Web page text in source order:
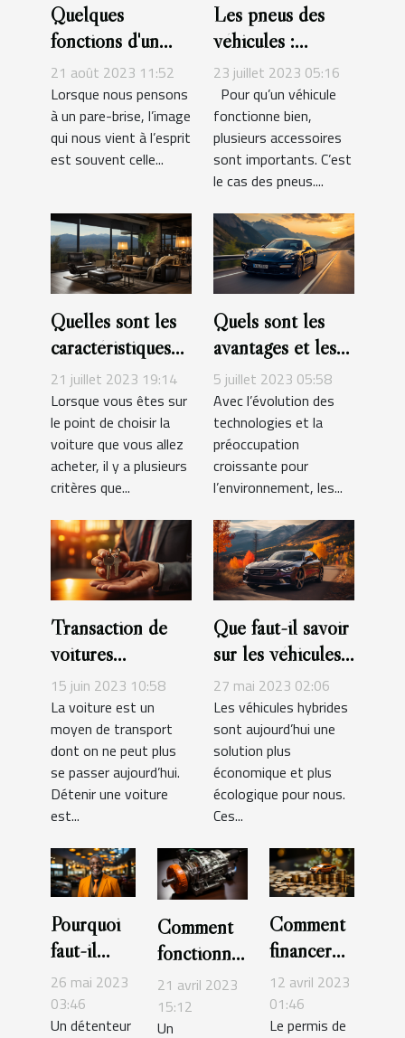
Quelques
fonctions d'un
pare-brise que
vous ignorez
21 août 2023 11:52
Lorsque nous pensons
à un pare-brise, l’image
qui nous vient à l’esprit
est souvent celle...
Les pneus des
véhicules :
l'essentiel à savoir
23 juillet 2023 05:16
Pour qu’un véhicule
fonctionne bien,
plusieurs accessoires
sont importants. C’est
le cas des pneus....
Quelles sont les
caractéristiques
des différents
types de
motorisation qui
existent ?
21 juillet 2023 19:14
Lorsque vous êtes sur
le point de choisir la
voiture que vous allez
acheter, il y a plusieurs
critères que...
Quels sont les
avantages et les
inconvénients
d'une voiture
électrique ?
5 juillet 2023 05:58
Avec l’évolution des
technologies et la
préoccupation
croissante pour
l’environnement, les...
Transaction de
voitures
d’occasion entre
particuliers : les
documents
indispensables !
15 juin 2023 10:58
La voiture est un
moyen de transport
dont on ne peut plus
se passer aujourd’hui.
Détenir une voiture
est...
Que faut-il savoir
sur les véhicules
hybrides ?
27 mai 2023 02:06
Les véhicules hybrides
sont aujourd’hui une
solution plus
économique et plus
écologique pour nous.
Ces...
Pourquoi
faut-il
choisir de
louer une
voiture ?
26 mai 2023
03:46
Un détenteur
Comment
fonctionne
un levier
de vitesses
rapide
21 avril 2023
15:12
Un
Comment
financer
l’obtention
de permis
de
12 avril 2023
01:46
Le permis de